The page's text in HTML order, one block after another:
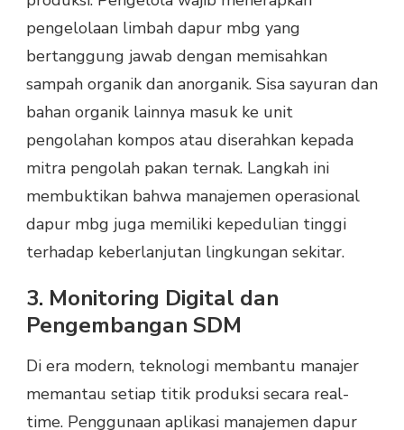
pengelolaan limbah dapur mbg yang
bertanggung jawab dengan memisahkan
sampah organik dan anorganik. Sisa sayuran dan
bahan organik lainnya masuk ke unit
pengolahan kompos atau diserahkan kepada
mitra pengolah pakan ternak. Langkah ini
membuktikan bahwa manajemen operasional
dapur mbg juga memiliki kepedulian tinggi
terhadap keberlanjutan lingkungan sekitar.
3. Monitoring Digital dan
Pengembangan SDM
Di era modern, teknologi membantu manajer
memantau setiap titik produksi secara real-
time. Penggunaan aplikasi manajemen dapur